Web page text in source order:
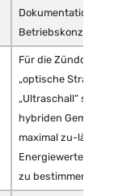
Dokumentation
Betriebskonzeptes
Für die
„optische
„Ultraschall“ sind
hybriden
maximal zu-
Energiewerte
zu bestimmen